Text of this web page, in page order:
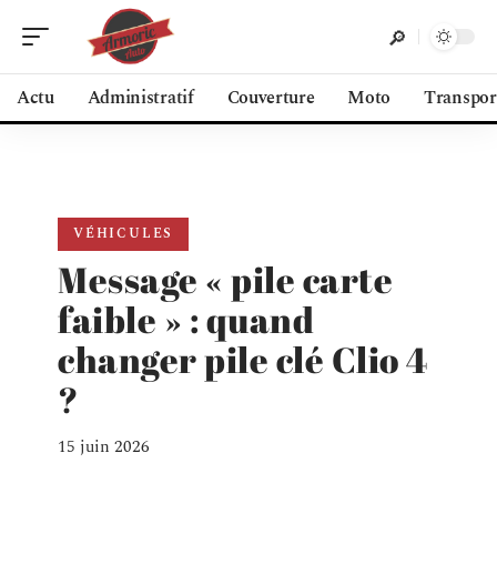
Actu Administratif Couverture Moto
VÉHICULES
Message « pile carte
faible » : quand
changer pile clé Clio 4
?
15 juin 2026